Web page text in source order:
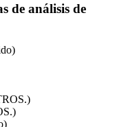
de análisis de